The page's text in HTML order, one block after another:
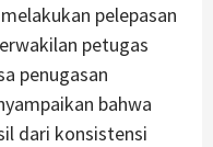
pelepasan
petugas
penugasan
bahwa
dari konsistensi